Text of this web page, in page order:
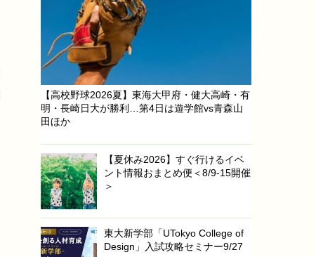
【高校野球2026夏】東海大甲府・健大高崎・有
明・長崎日大が勝利…第4日は遊学館vs青森山
田ほか
【夏休み2026】すぐ行けるイベ
ント情報おまとめ便＜8/9-15開催
＞
東大新学部「UTokyo College of
Design」入試攻略セミナー9/27